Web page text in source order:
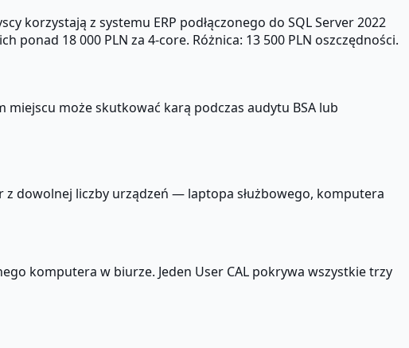
korzystają z systemu ERP podłączonego do SQL Server 2022
ponad 18 000 PLN za 4-core. Różnica: 13 500 PLN oszczędności.
może skutkować karą podczas audytu BSA lub
z dowolnej liczby urządzeń — laptopa służbowego, komputera
komputera w biurze. Jeden User CAL pokrywa wszystkie trzy